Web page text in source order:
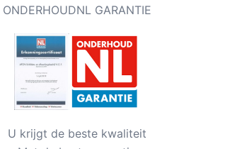
ONDERHOUDNL GARANTIE
U krijgt de beste kwaliteit